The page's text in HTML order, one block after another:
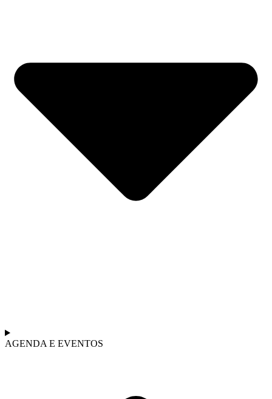
AGENDA E EVENTOS